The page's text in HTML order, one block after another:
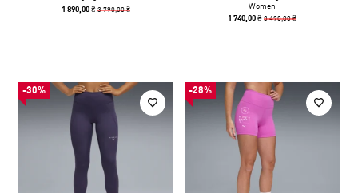
1 890,00 ₴3 790,00 ₴
Women
1 740,00 ₴3 490,00 ₴
-30% -28%